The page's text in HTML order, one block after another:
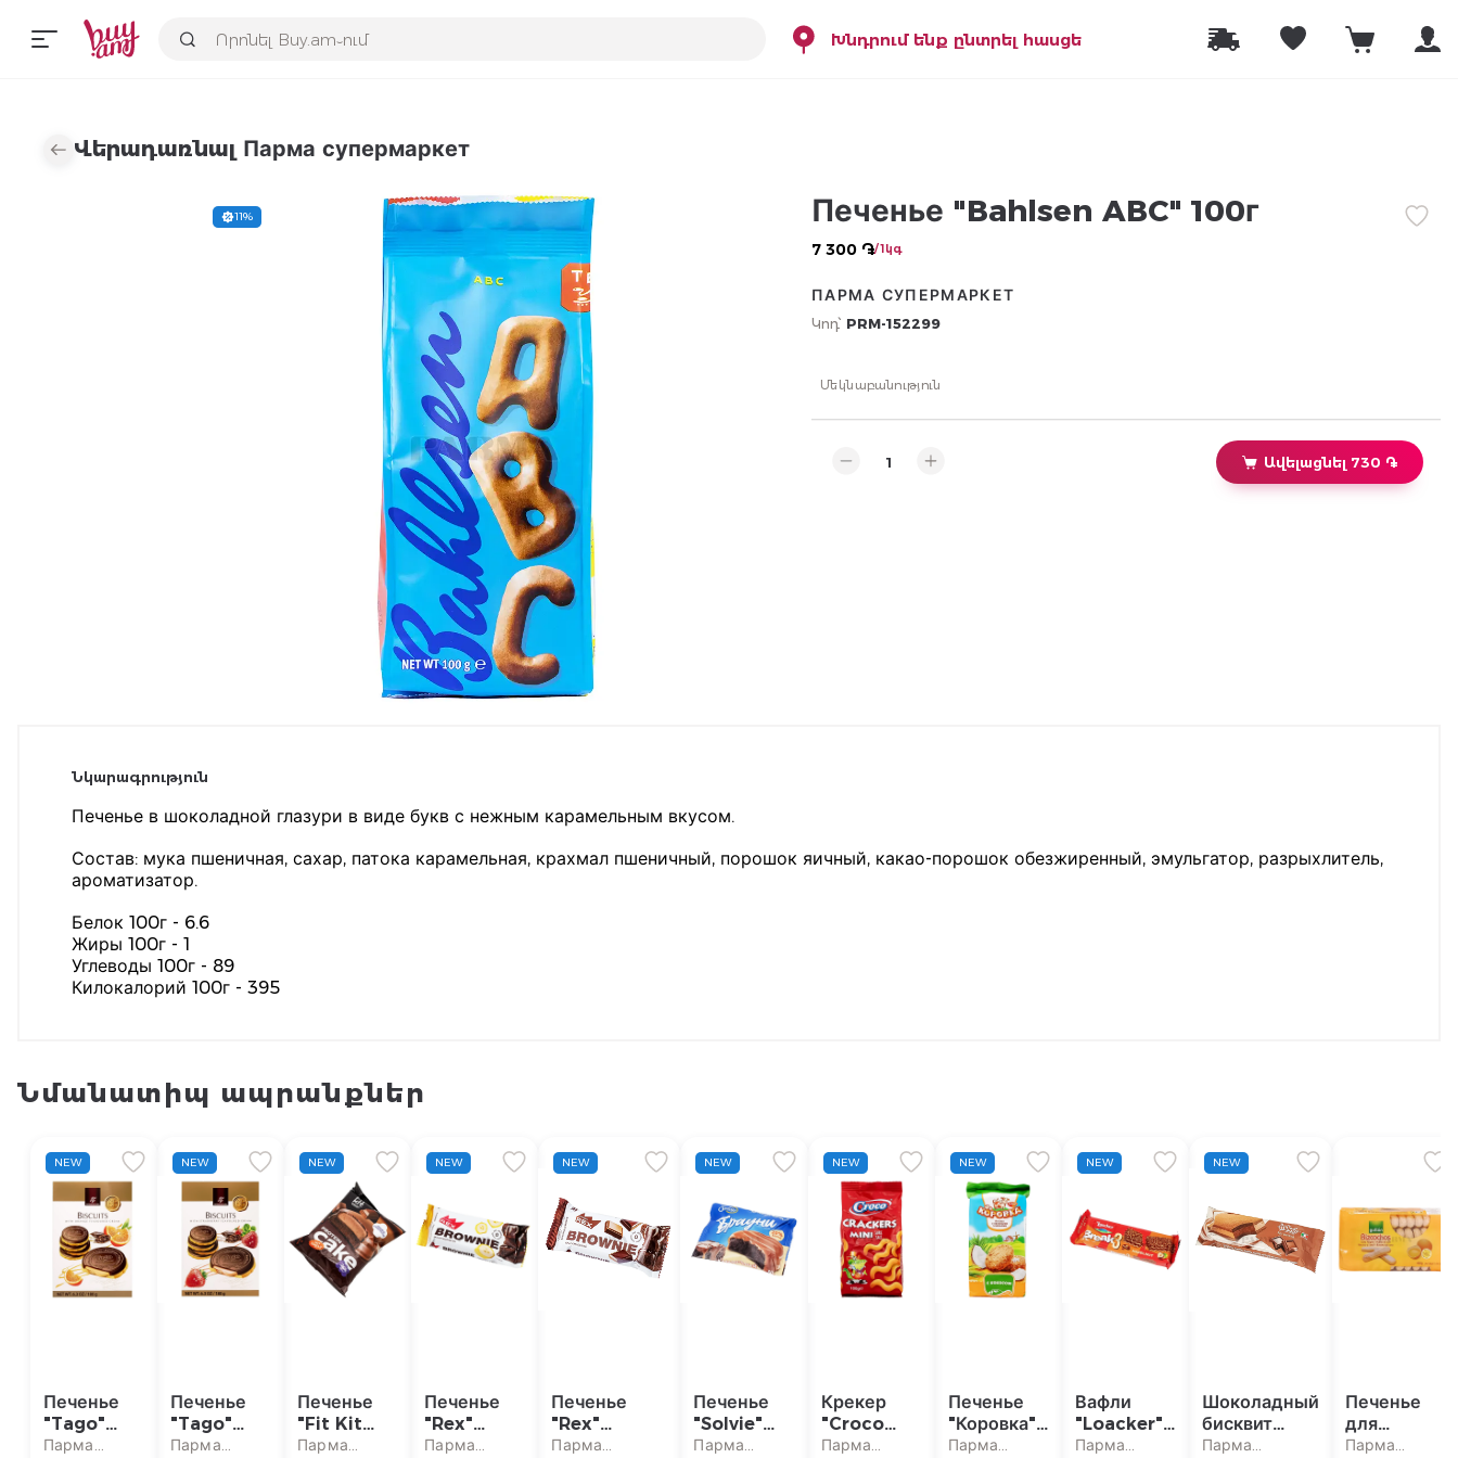
Խնդրում ենք ընտրել հասցե
Վերադառնալ Парма супермаркет
11% Печенье "Bahlsen ABC" 100г
7 300 ֏/ 1կգ
ПАРМА СУПЕРМАРКЕТ
Կոդ՝ PRM-152299
Մեկնաբանություն
Ավելացնել 730 ֏
Նկարագրություն
Печенье в шоколадной глазури в виде букв с нежным карамельным вкусом.
Состав: мука пшеничная, сахар, патока карамельная, крахмал пшеничный, порошок яичный, какао-порошок обезжиренный, эмульгатор, разрыхлитель,
ароматизатор.
Белок 100г - 6.6
Жиры 100г - 1
Углеводы 100г - 89
Килокалорий 100г - 395
Նմանատիպ ապրանքներ
NEW
Печенье
"Tago"
апельсин
Парма
NEW
Печенье
"Tago"
клубника
Парма
NEW
Печенье
"Fit Kit
Protein"
Парма
NEW
Печенье
"Rex"
брауни,
Парма
NEW
Печенье
"Rex"
брауни,
Парма
NEW
Печенье
"Solvie"
брауни,
Парма
NEW
Крекер
"Croco
Mini Sare
Парма
NEW
Печенье
"Коровка"
хлопья
Парма
NEW
Вафли
"Loacker"
фундук 19г
Парма
NEW
Шоколадный
бисквит
"Milino" 26г
Парма
Печенье
для
тирамису
Парма